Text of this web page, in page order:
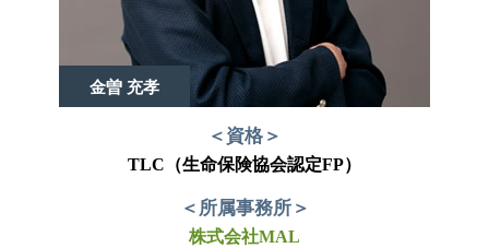
金曽 充孝
＜資格＞
TLC（生命保険協会認定FP）
＜所属事務所＞
株式会社MAL